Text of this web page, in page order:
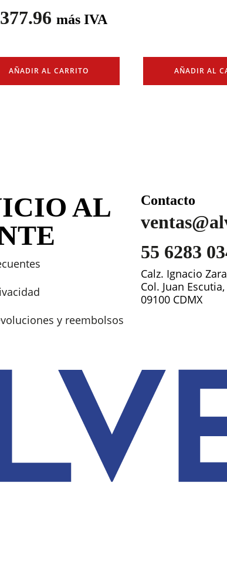
377.96 más IVA
AÑADIR AL CARRITO AÑADIR AL
AL
y reembolsos
Contacto
55 6283
Calz. Ignacio
Col. Juan
09100 CDMX